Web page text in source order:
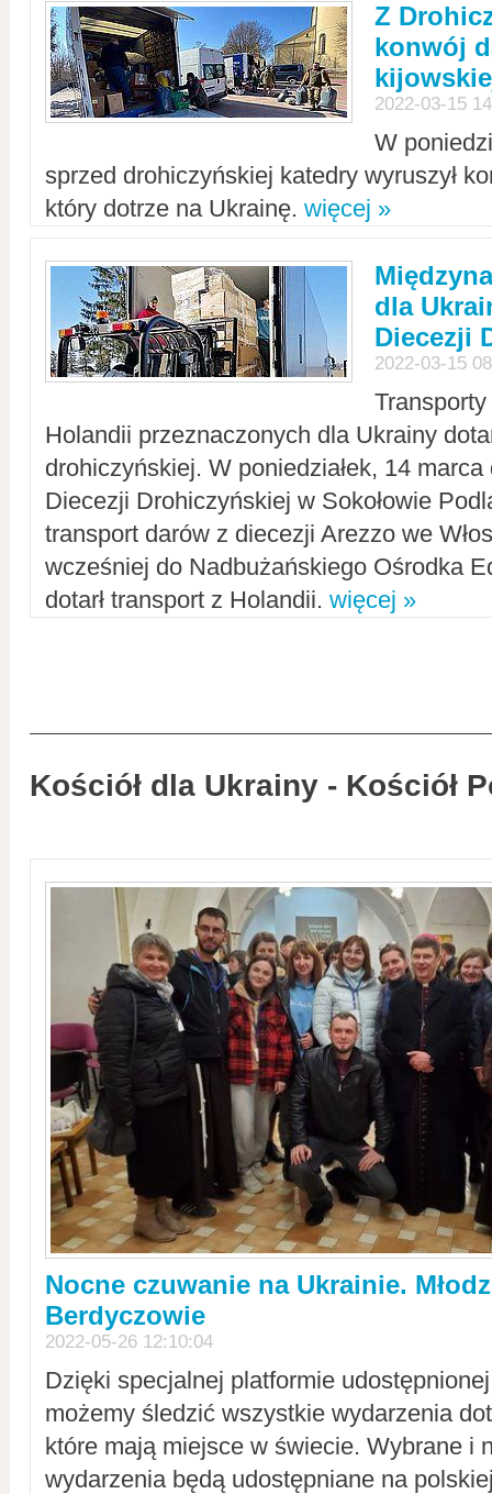
Z
konwój
2022-03-15
W
sprzed drohiczyńskiej katedry wyruszył
który dotrze na Ukrainę. więcej »
dla
Diecezji
2022-03-15
Holandii przeznaczonych dla Ukrainy
drohiczyńskiej. W poniedziałek, 14
Diecezji Drohiczyńskiej w Sokołowie
transport darów z diecezji Arezzo we
wcześniej do Nadbużańskiego Ośrodka
dotarł transport z Holandii. więcej »
Kościół dla Ukrainy - Kościół
Nocne czuwanie na Ukrainie.
Berdyczowie
2022-05-26 12:10:04
Dzięki specjalnej platformie
możemy śledzić wszystkie wydarzenia
które mają miejsce w świecie. Wybrane i
wydarzenia będą udostępniane na